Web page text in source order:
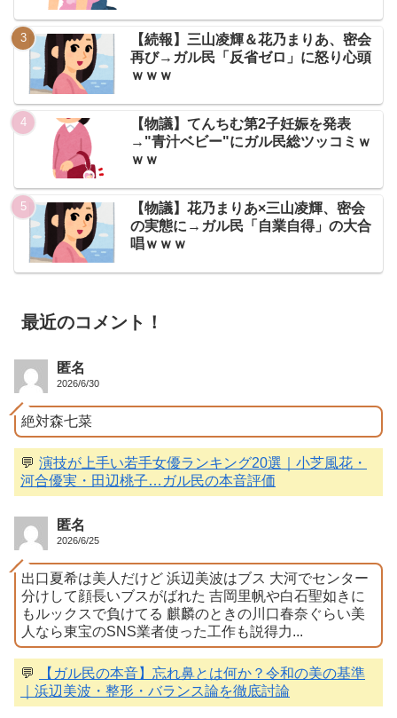
【続報】三山凌輝＆花乃まりあ、密会
再び→ガル民「反省ゼロ」に怒り心頭
ｗｗｗ
【物議】てんちむ第2子妊娠を発表
→"青汁ベビー"にガル民総ツッコミｗ
ｗｗ
【物議】花乃まりあ×三山凌輝、密会
の実態に→ガル民「自業自得」の大合
唱ｗｗｗ
最近のコメント！
匿名
2026/6/30
絶対森七菜
💬 演技が上手い若手女優ランキング20選｜小芝風花・
河合優実・田辺桃子…ガル民の本音評価
匿名
2026/6/25
出口夏希は美人だけど 浜辺美波はブス 大河でセンター
分けして顔長いブスがばれた 吉岡里帆や白石聖如きに
もルックスで負けてる 麒麟のときの川口春奈ぐらい美
人なら東宝のSNS業者使った工作も説得力...
💬
【ガル民の本音】忘れ鼻とは何か？令和の美の基準
｜浜辺美波・整形・バランス論を徹底討論